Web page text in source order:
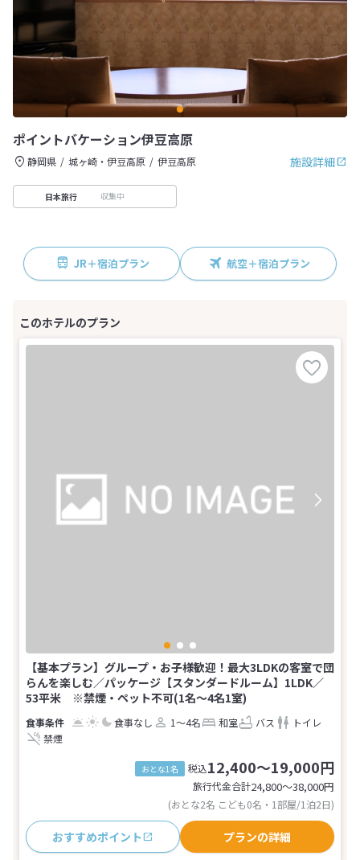
ポイントバケーション伊豆高原
施設詳細
静岡県 城ヶ崎・伊豆高原 伊豆高原
日本旅行 収集中
JR＋宿泊プラン 航空＋宿泊プラン
【基本プラン】グループ・お子様歓迎！最大3LDKの客室で団
らんを楽しむ／パッケージ【スタンダードルーム】1LDK／
53平米 ※禁煙・ペット不可(1名～4名1室)
食事なし 1～4名 和室 バス
トイレ
禁煙
おとな1名 税込12,400～19,000円
旅行代金合計24,800〜38,000円
(おとな2名 こども0名・1部屋/1泊2日)
おすすめポイント プランの詳細